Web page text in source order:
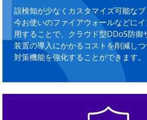
誤検知が少なくカスタマイズ可能な
今お使いのファイアウォールなどに
用することで、クラウド型DDoS防御
装置の導入にかかるコストを削減し
対策機能を強化することができます。